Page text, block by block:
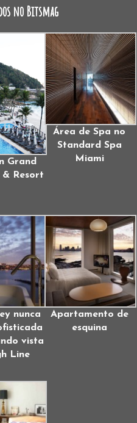
no Bitsmag
Grand
Resort
Área de Spa no
Standard Spa
Miami
nunca
vista
Line
Apartamento de
esquina